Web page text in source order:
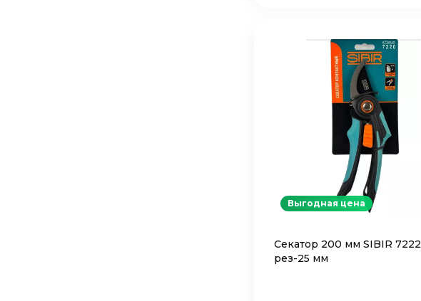
Секатор 200 мм SIBIR 7222
рез-25 мм
Выгодная цена